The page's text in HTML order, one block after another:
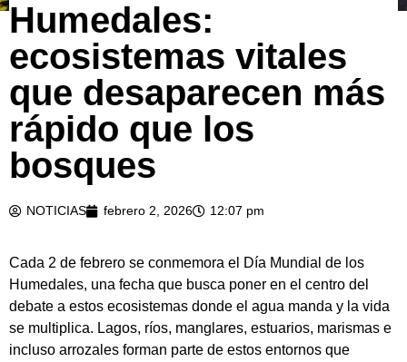
Humedales:
ecosistemas vitales
que desaparecen más
rápido que los
bosques
NOTICIAS febrero 2, 2026 12:07 pm
Cada 2 de febrero se conmemora el Día Mundial de los
Humedales, una fecha que busca poner en el centro del
debate a estos ecosistemas donde el agua manda y la vida
se multiplica. Lagos, ríos, manglares, estuarios, marismas e
incluso arrozales forman parte de estos entornos que